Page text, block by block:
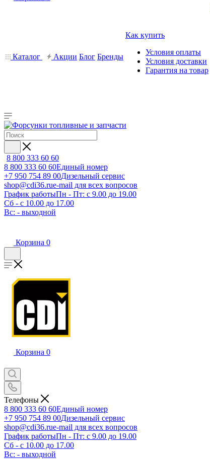
Каталог Акции Блог Бренды
Как купить
Условия оплаты
Условия доставки
Гарантия на товар
8 800 333 60 60
8 800 333 60 60Единый номер
+7 950 754 89 00Дизельный сервис
shop@cdi36.rue-mail для всех вопросов
График работыПн - Пт: с 9.00 до 19.00
Сб - с 10.00 до 17.00
Вс: - выходной
Корзина 0
Корзина 0
Телефоны
8 800 333 60 60Единый номер
+7 950 754 89 00Дизельный сервис
shop@cdi36.rue-mail для всех вопросов
График работыПн - Пт: с 9.00 до 19.00
Сб - с 10.00 до 17.00
Вс: - выходной